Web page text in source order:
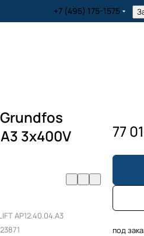
+7 (495) 175-1575
3x400V
AP12.40.04.A3
77
под